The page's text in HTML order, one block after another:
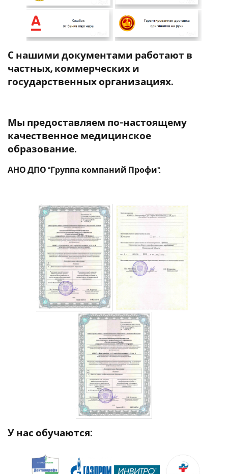
С нашими документами работают в
частных, коммерческих и
государственных организациях.
Мы предоставляем по-настоящему
качественное медицинское
образование.
АНО ДПО "Группа компаний Профи".
У нас обучаются: